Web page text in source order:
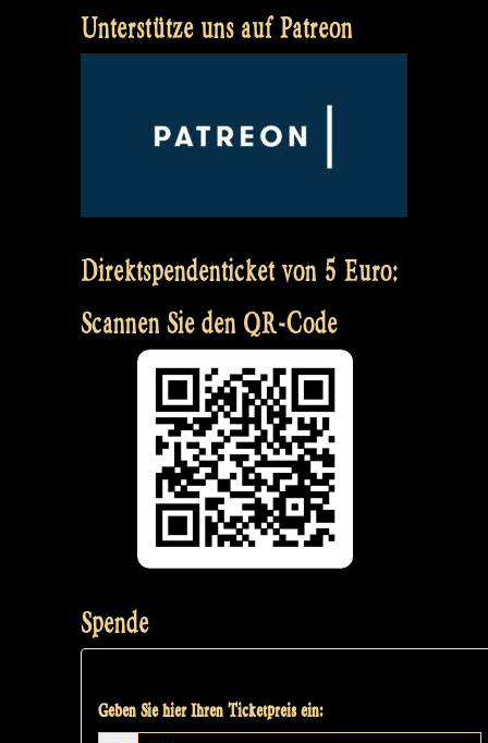
Unterstütze uns auf Patreon
Direktspendenticket von 5 Euro:
Scannen Sie den QR-Code
Spende
Geben Sie hier Ihren Ticketpreis ein: